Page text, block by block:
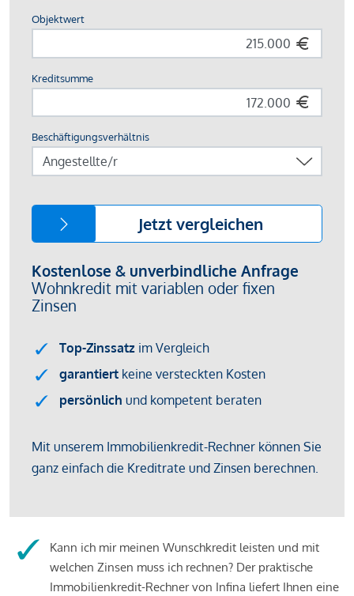
Kann ich mir meinen Wunschkredit leisten und mit
welchen Zinsen muss ich rechnen? Der praktische
Immobilienkredit-Rechner von Infina liefert Ihnen eine